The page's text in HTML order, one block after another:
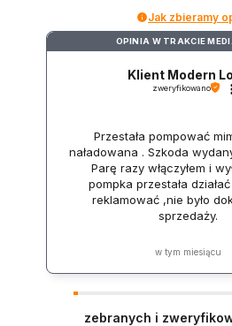
Jak zbieramy
OPINIA W TRAKCIE
Klient Modern
zweryfikowano
Przestała pompować
naładowana . Szkoda
Parę razy włączyłem i
pompka przestała
reklamować ,nie było
sprzedaży.
w tym miesiącu
zebranych i